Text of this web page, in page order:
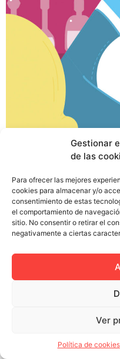
Gestionar
de las
Para ofrecer las mejores
cookies para almacenar y/o
consentimiento de estas
el comportamiento de
sitio. No consentir o retirar el
negativamente a ciertas
Ver
Política de cookies
¿Alguna vez habéis
camarero de una
volumen de la música,
competir con una
la barra como tú y que
Política de privacidad